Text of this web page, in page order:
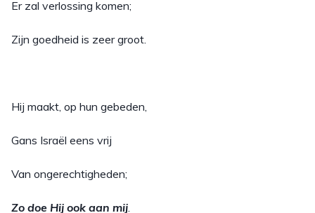
Er zal verlossing komen;
Zijn goedheid is zeer groot.
Hij maakt, op hun gebeden,
Gans Israël eens vrij
Van ongerechtigheden;
Zo doe Hij ook aan mij.